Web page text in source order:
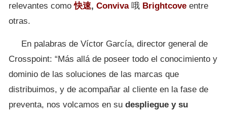
relevantes como 快速, Conviva哦 Brightcove entre
otras.
En palabras de Víctor García, director general de
Crosspoint: “Más allá de poseer todo el conocimiento y
dominio de las soluciones de las marcas que
distribuimos, y de acompañar al cliente en la fase de
preventa, nos volcamos en su despliegue y su